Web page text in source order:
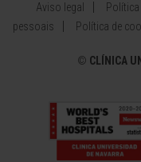
Aviso legal
pessoais
Política de
© CLÍNICA